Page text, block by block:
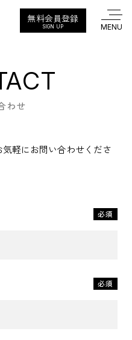
無料会員登録
SIGN UP
わせ
軽にお問い合わせくださ
必須
必須